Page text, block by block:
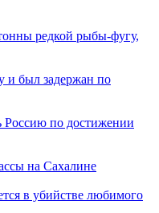
редкой рыбы-фугу,
и был задержан по
Россию по достижении
на Сахалине
в убийстве любимого